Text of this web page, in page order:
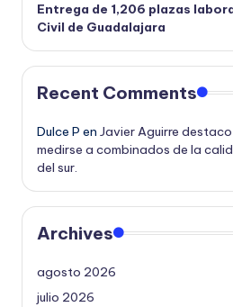
Entrega de 1,206 plazas
Civil de Guadalajara
Recent Comments
Dulce P en Javier Aguirre
medirse a combinados de la
del sur.
Archives
agosto 2026
julio 2026